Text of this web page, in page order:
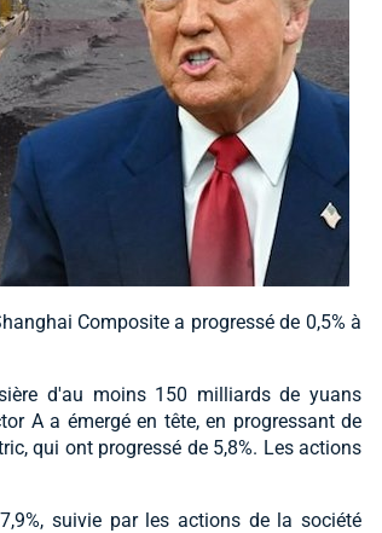
Composite a progressé de 0,5% à
d'au moins 150 milliards de yuans
A a émergé en tête, en progressant de
qui ont progressé de 5,8%. Les actions
suivie par les actions de la société